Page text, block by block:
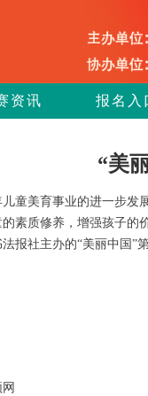
资讯 报名入
“美
美育事业的进一步发展
素质修养，增强孩子的
报社主办的“美丽中国”